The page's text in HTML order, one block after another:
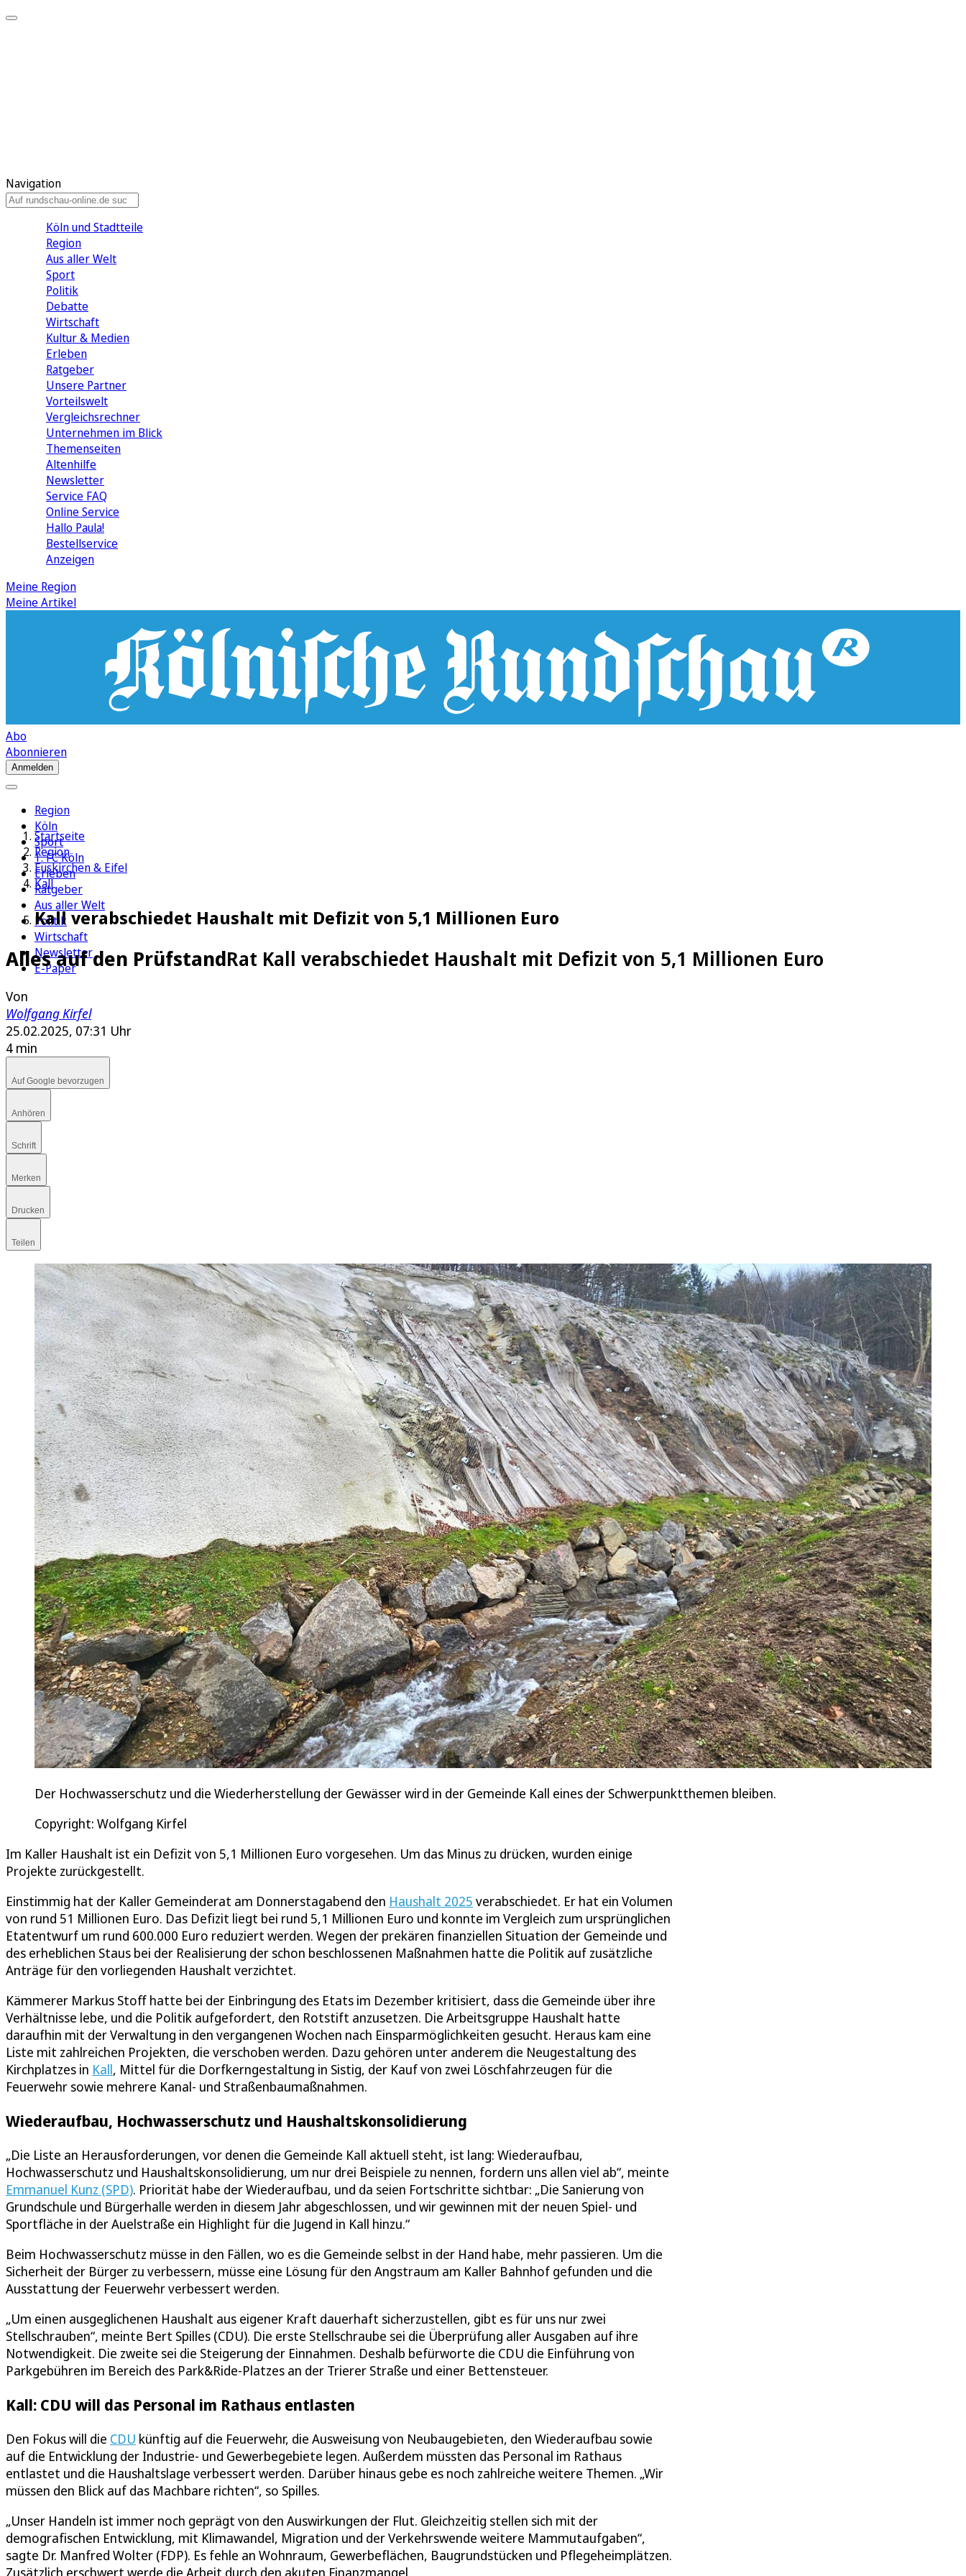
Navigation
Köln und Stadtteile
Region
Aus aller Welt
Sport
Politik
Debatte
Wirtschaft
Kultur & Medien
Erleben
Ratgeber
Unsere Partner
Vorteilswelt
Vergleichsrechner
Unternehmen im Blick
Themenseiten
Altenhilfe
Newsletter
Service FAQ
Online Service
Hallo Paula!
Bestellservice
Anzeigen
Meine Region
Meine Artikel
Abo
Abonnieren
Anmelden
Region
Köln
Sport
1. FC Köln
Erleben
Ratgeber
Aus aller Welt
Politik
Wirtschaft
Newsletter
E-Paper
Startseite
Region
Euskirchen & Eifel
Kall
Kall verabschiedet Haushalt mit Defizit von 5,1 Millionen Euro
Alles auf den PrüfstandRat Kall verabschiedet Haushalt mit Defizit von 5,1 Millionen Euro
Von
Wolfgang Kirfel
25.02.2025, 07:31 Uhr
4 min
Auf Google bevorzugen
Anhören
Schrift
Merken
Drucken
Teilen
Der Hochwasserschutz und die Wiederherstellung der Gewässer wird in der Gemeinde Kall eines der Schwerpunktthemen bleiben.
Copyright: Wolfgang Kirfel
Im Kaller Haushalt ist ein Defizit von 5,1 Millionen Euro vorgesehen. Um das Minus zu drücken, wurden einige
Projekte zurückgestellt.
Einstimmig hat der Kaller Gemeinderat am Donnerstagabend den Haushalt 2025 verabschiedet. Er hat ein Volumen
von rund 51 Millionen Euro. Das Defizit liegt bei rund 5,1 Millionen Euro und konnte im Vergleich zum ursprünglichen
Etatentwurf um rund 600.000 Euro reduziert werden. Wegen der prekären finanziellen Situation der Gemeinde und
des erheblichen Staus bei der Realisierung der schon beschlossenen Maßnahmen hatte die Politik auf zusätzliche
Anträge für den vorliegenden Haushalt verzichtet.
Kämmerer Markus Stoff hatte bei der Einbringung des Etats im Dezember kritisiert, dass die Gemeinde über ihre
Verhältnisse lebe, und die Politik aufgefordert, den Rotstift anzusetzen. Die Arbeitsgruppe Haushalt hatte
daraufhin mit der Verwaltung in den vergangenen Wochen nach Einsparmöglichkeiten gesucht. Heraus kam eine
Liste mit zahlreichen Projekten, die verschoben werden. Dazu gehören unter anderem die Neugestaltung des
Kirchplatzes in Kall, Mittel für die Dorfkerngestaltung in Sistig, der Kauf von zwei Löschfahrzeugen für die
Feuerwehr sowie mehrere Kanal- und Straßenbaumaßnahmen.
Wiederaufbau, Hochwasserschutz und Haushaltskonsolidierung
„Die Liste an Herausforderungen, vor denen die Gemeinde Kall aktuell steht, ist lang: Wiederaufbau,
Hochwasserschutz und Haushaltskonsolidierung, um nur drei Beispiele zu nennen, fordern uns allen viel ab“, meinte
Emmanuel Kunz (SPD). Priorität habe der Wiederaufbau, und da seien Fortschritte sichtbar: „Die Sanierung von
Grundschule und Bürgerhalle werden in diesem Jahr abgeschlossen, und wir gewinnen mit der neuen Spiel- und
Sportfläche in der Auelstraße ein Highlight für die Jugend in Kall hinzu.“
Beim Hochwasserschutz müsse in den Fällen, wo es die Gemeinde selbst in der Hand habe, mehr passieren. Um die
Sicherheit der Bürger zu verbessern, müsse eine Lösung für den Angstraum am Kaller Bahnhof gefunden und die
Ausstattung der Feuerwehr verbessert werden.
„Um einen ausgeglichenen Haushalt aus eigener Kraft dauerhaft sicherzustellen, gibt es für uns nur zwei
Stellschrauben“, meinte Bert Spilles (CDU). Die erste Stellschraube sei die Überprüfung aller Ausgaben auf ihre
Notwendigkeit. Die zweite sei die Steigerung der Einnahmen. Deshalb befürworte die CDU die Einführung von
Parkgebühren im Bereich des Park&Ride-Platzes an der Trierer Straße und einer Bettensteuer.
Kall: CDU will das Personal im Rathaus entlasten
Den Fokus will die CDU künftig auf die Feuerwehr, die Ausweisung von Neubaugebieten, den Wiederaufbau sowie
auf die Entwicklung der Industrie- und Gewerbegebiete legen. Außerdem müssten das Personal im Rathaus
entlastet und die Haushaltslage verbessert werden. Darüber hinaus gebe es noch zahlreiche weitere Themen. „Wir
müssen den Blick auf das Machbare richten“, so Spilles.
„Unser Handeln ist immer noch geprägt von den Auswirkungen der Flut. Gleichzeitig stellen sich mit der
demografischen Entwicklung, mit Klimawandel, Migration und der Verkehrswende weitere Mammutaufgaben“,
sagte Dr. Manfred Wolter (FDP). Es fehle an Wohnraum, Gewerbeflächen, Baugrundstücken und Pflegeheimplätzen.